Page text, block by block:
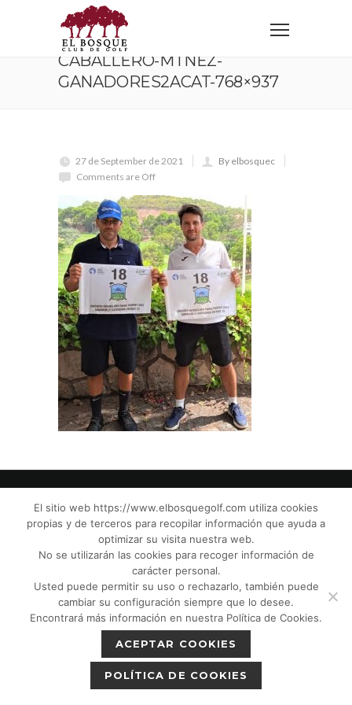
Home
Caballero-Mtnez-Ganadores2aCat-768×937
CABALLERO-MTNEZ-
GANADORES2ACAT-768×937
27 de September de 2021
By elbosquec
Comments are Off
© El Bosque Club de Golf |Aviso Legal|
Política de Privacidad| Política de Cookies
Política de devoluciones|
Protección de Menores CPM”|
El sitio web https://www.elbosquegolf.com utiliza cookies
propias y de terceros para recopilar información que ayuda a
optimizar su visita nuestra web.
No se utilizarán las cookies para recoger información de
carácter personal.
Usted puede permitir su uso o rechazarlo, también puede
cambiar su configuración siempre que lo desee.
Encontrará más información en nuestra Política de Cookies.
ACEPTAR COOKIES
POLÍTICA DE COOKIES